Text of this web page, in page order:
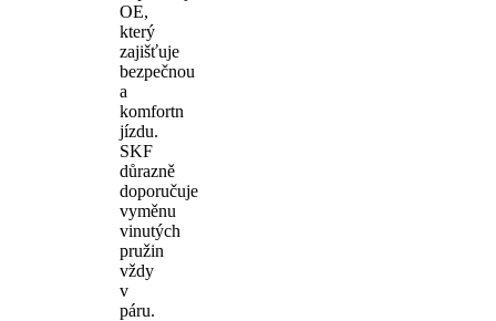
OE,
který
zajišťuje
bezpečnou
a
komfortn
jízdu.
SKF
důrazně
doporučuje
vyměnu
vinutých
pružin
vždy
v
páru.